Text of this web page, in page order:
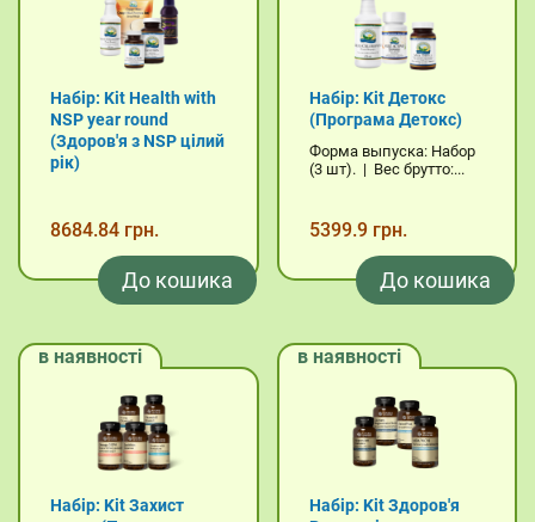
Набір: Kit Health with
NSP year round
(Здоров'я з NSP цілий
рік)
8684.84 грн.
До кошика
Набір: Kit Детокс
(Програма Детокс)
Форма выпуска: Набор
(3 шт). | Вес брутто:...
5399.9 грн.
До кошика
в наявності
Набір: Kit Захист
в наявності
Набір: Kit Здоров'я